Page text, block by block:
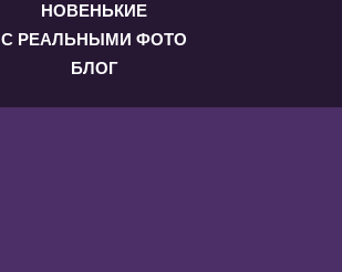
НОВЕНЬКИЕ
С РЕАЛЬНЫМИ ФОТО
БЛОГ